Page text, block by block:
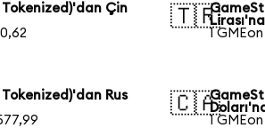
Çin
🇹🇷Lirası'na
1
Rus
🇨🇦
1